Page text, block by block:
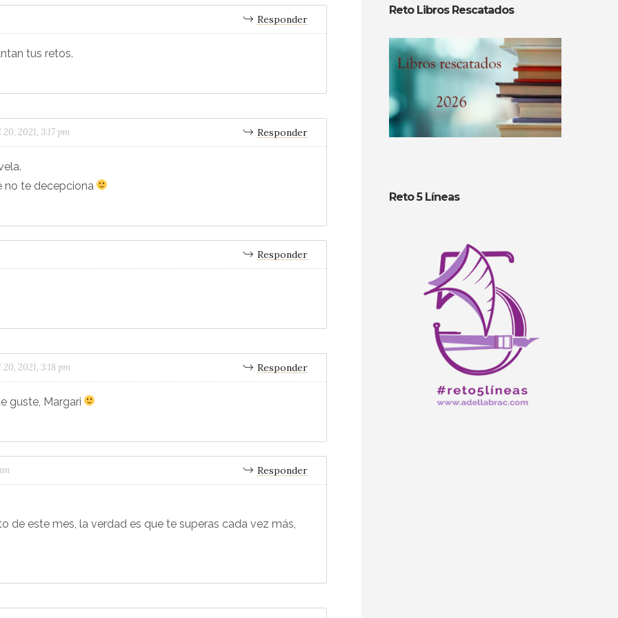
Responder
tus retos.
2021, 3:17 pm Responder
no te decepciona
Responder
2021, 3:18 pm Responder
guste, Margari
Responder
de este mes, la verdad es que te superas cada vez más,
Reto Libros Rescatados
Reto 5 Líneas